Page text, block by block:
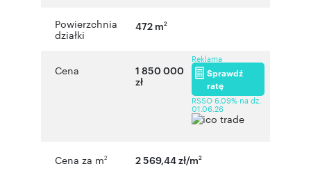
Powierzchnia
działki
472 m2
Cena
1 850 000
zł
Reklama
Sprawdź
ratę
RSSO 6,09% na dz.
01.06.26
Cena za m2 2 569,44 zł/m2